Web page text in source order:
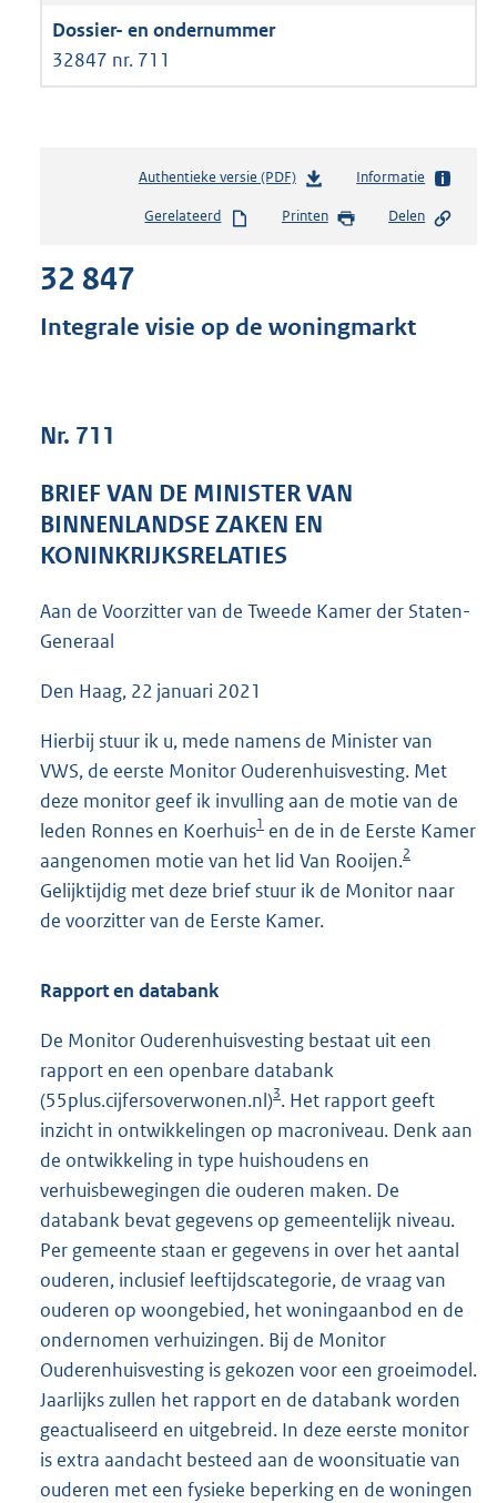
32847 nr. 711
Authentieke versie (PDF)b
s
s
e
b
Informatie
Gerelateerd Printen Delen
32 847
Integrale visie op de woningmarkt
Nr. 711
BRIEF VAN DE MINISTER VAN
BINNENLANDSE ZAKEN EN
KONINKRIJKSRELATIES
Aan de Voorzitter van de Tweede Kamer der Staten-
Generaal
Den Haag, 22 januari 2021
Hierbij stuur ik u, mede namens de Minister van
VWS, de eerste Monitor Ouderenhuisvesting. Met
deze monitor geef ik invulling aan de motie van de
leden Ronnes en Koerhuis1 en de in de Eerste Kamer
aangenomen motie van het lid Van Rooijen.2
Gelijktijdig met deze brief stuur ik de Monitor naar
de voorzitter van de Eerste Kamer.
Rapport en databank
De Monitor Ouderenhuisvesting bestaat uit een
rapport en een openbare databank
(55plus.cijfersoverwonen.nl)3. Het rapport geeft
inzicht in ontwikkelingen op macroniveau. Denk aan
de ontwikkeling in type huishoudens en
verhuisbewegingen die ouderen maken. De
databank bevat gegevens op gemeentelijk niveau.
Per gemeente staan er gegevens in over het aantal
ouderen, inclusief leeftijdscategorie, de vraag van
ouderen op woongebied, het woningaanbod en de
ondernomen verhuizingen. Bij de Monitor
Ouderenhuisvesting is gekozen voor een groeimodel.
Jaarlijks zullen het rapport en de databank worden
geactualiseerd en uitgebreid. In deze eerste monitor
is extra aandacht besteed aan de woonsituatie van
ouderen met een fysieke beperking en de woningen